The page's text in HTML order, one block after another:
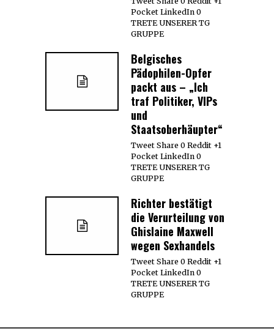
Pocket LinkedIn 0
TRETE UNSERER TG
GRUPPE
Belgisches
Pädophilen-Opfer
packt aus – „Ich
traf Politiker, VIPs
und
Staatsoberhäupter“
Tweet Share 0 Reddit +1
Pocket LinkedIn 0
TRETE UNSERER TG
GRUPPE
Richter bestätigt
die Verurteilung von
Ghislaine Maxwell
wegen Sexhandels
Tweet Share 0 Reddit +1
Pocket LinkedIn 0
TRETE UNSERER TG
GRUPPE